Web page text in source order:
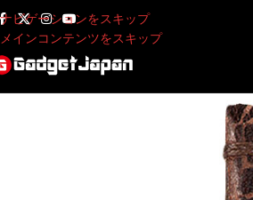
ナビゲーションをスキップ
メインコンテンツをスキップ